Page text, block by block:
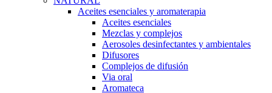
Aceites esenciales y aromaterapia
Aceites esenciales
Mezclas y complejos
Aerosoles desinfectantes y ambientales
Difusores
Complejos de difusión
Via oral
Aromateca